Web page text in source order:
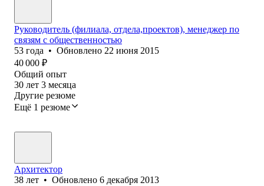
Руководитель (филиала, отдела,проектов), менеджер по
связям с общественностью
53 года • Обновлено 22 июня 2015
40 000 ₽
Общий опыт
30 лет 3 месяца
Другие резюме
Ещё 1 резюме
Архитектор
38 лет • Обновлено 6 декабря 2013